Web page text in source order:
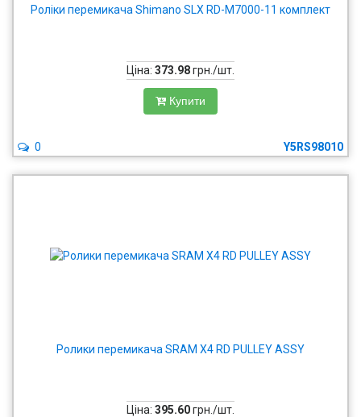
Роліки перемикача Shimano SLX RD-M7000-11 комплект
Ціна: 373.98грн./шт.
Купити
Y5RS98010
0
Ролики перемикача SRAM X4 RD PULLEY ASSY
Ціна: 395.60грн./шт.